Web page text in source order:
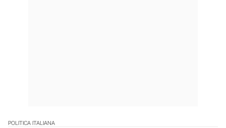
POLITICA ITALIANA